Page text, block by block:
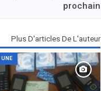
prochain
Plus D'articles De L'auteur
UNE